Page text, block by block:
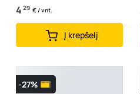
4 29 € / vnt.
Į krepšelį
-27%